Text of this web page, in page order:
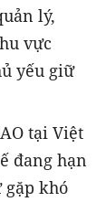
lý,
vực
yếu giữ
tại Việt
đang hạn
gặp khó